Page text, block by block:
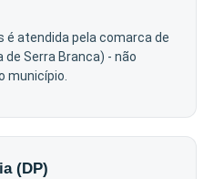
é atendida pela comarca de
Serra Branca) - não
município.
(DP)